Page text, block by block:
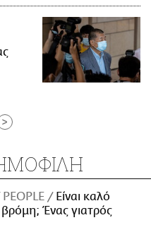
>
PEOPLE
Είναι καλό
Ένας γιατρός